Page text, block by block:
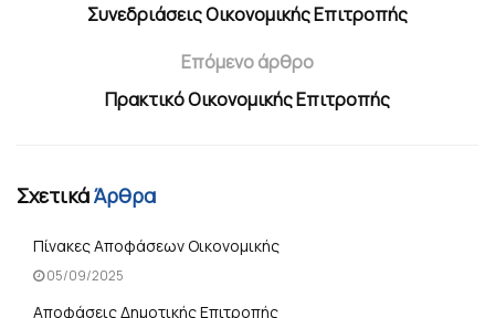
Συνεδριάσεις Οικονομικής Επιτροπής
Επόμενο άρθρο
Πρακτικό Οικονομικής Επιτροπής
ΣχετικάΆρθρα
Πίνακες Αποφάσεων Οικονομικής
05/09/2025
Αποφάσεις Δημοτικής Επιτροπής